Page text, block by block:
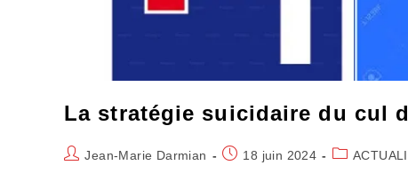
La stratégie suicidaire du cul
Auteur/autrice
Jean-Marie Darmian
Publication
18 juin 2024
Post